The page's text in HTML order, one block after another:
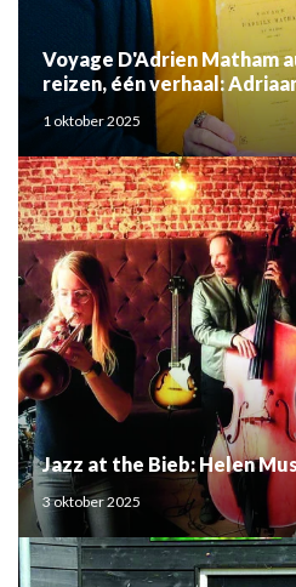
Voyage D'Adrien Matham
reizen, één verhaal:
Mouden
1 oktober 2025
Jazz at the Bieb: Helen
3 oktober 2025